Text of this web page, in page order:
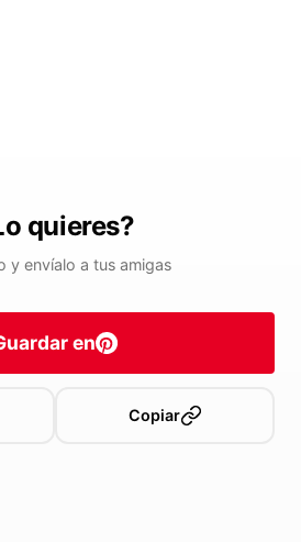
quieres?
y envíalo a tus amigas
en
Copiar